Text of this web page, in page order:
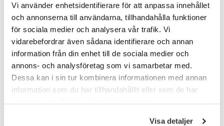
Vi använder enhetsidentifierare för att anpassa innehållet
och annonserna till användarna, tillhandahålla funktioner
för sociala medier och analysera vår trafik. Vi
vidarebefordrar även sådana identifierare och annan
information från din enhet till de sociala medier och
annons- och analysföretag som vi samarbetar med.
Dessa kan i sin tur kombinera informationen med annan
information som du har tillhandahållit eller som de har
Visa detaljer
Våra förväntningar
Vi söker dig som har erfarenhet av en liknande roll som
kategorichef eller inköpsansvarig. Du har en god vana av att
driva och genomföra förhandlingar med leverantörer både
nationellt och internationellt. Därför förutsätter vi att du är duktig
på att kommunicera på såväl svenska som engelska. Vidare är
du van att arbeta med MS verktyg så som Excel, Power Point,
SharePoint, Power BI etc.